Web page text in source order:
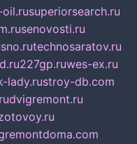
superiorsearch.ru
senovosti.ru
technosaratov.ru
227gp.ruwes-ex.ru
lady.rustroy-db.com
dvigremont.ru
remontdoma.com